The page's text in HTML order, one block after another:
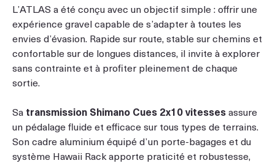
L’ATLAS a été conçu avec un objectif simple : offrir une
expérience gravel capable de s’adapter à toutes les
envies d’évasion. Rapide sur route, stable sur chemins et
confortable sur de longues distances, il invite à explorer
sans contrainte et à profiter pleinement de chaque
sortie.
Sa transmission Shimano Cues 2x10 vitessesassure
un pédalage fluide et efficace sur tous types de terrains.
Son cadre aluminium équipé d’un porte-bagages et du
système Hawaii Rack apporte praticité et robustesse,